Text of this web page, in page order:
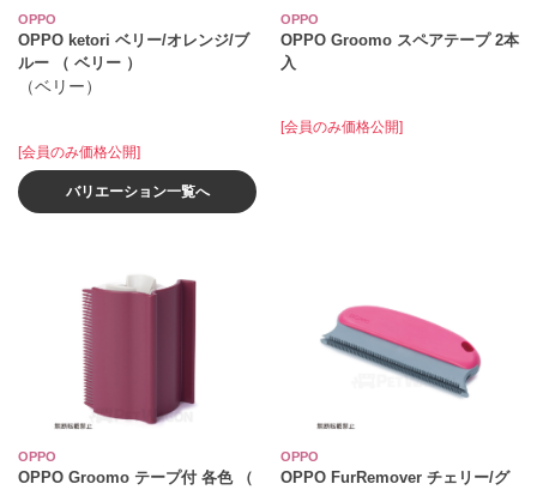
OPPO
OPPO ketori ベリー/オレンジ/ブ
ルー （ ベリー ）
（ベリー）
[会員のみ価格公開]
バリエーション一覧へ
OPPO
OPPO Groomo スペアテープ 2本
入
[会員のみ価格公開]
OPPO
OPPO Groomo テープ付 各色 （
OPPO
OPPO FurRemover チェリー/グ